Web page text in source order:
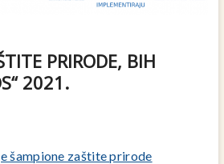
PRIRODE, BIH
2021.
šampione zaštite prirode